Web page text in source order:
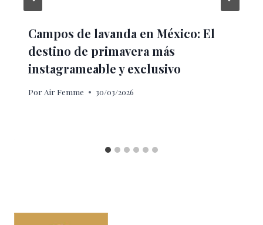
Campos de lavanda en México: El
destino de primavera más
instagrameable y exclusivo
Por Air Femme 30/03/2026